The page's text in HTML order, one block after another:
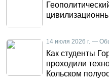
14 июля 2026 г. —
Как студенты
проходили
Кольском